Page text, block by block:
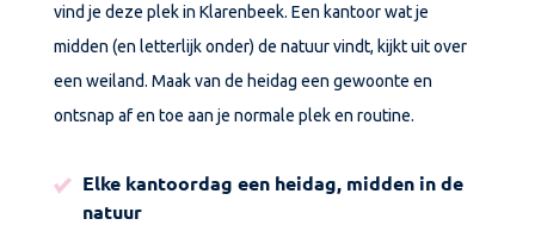
vind je deze plek in Klarenbeek. Een kantoor wat je
midden (en letterlijk onder) de natuur vindt, kijkt uit over
een weiland. Maak van de heidag een gewoonte en
ontsnap af en toe aan je normale plek en routine.
Elke kantoordag een heidag, midden in de
natuur